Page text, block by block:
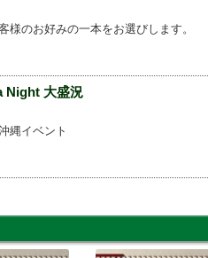
様のお好みの一本をお選びします。
Night 大盛況
縄イベント